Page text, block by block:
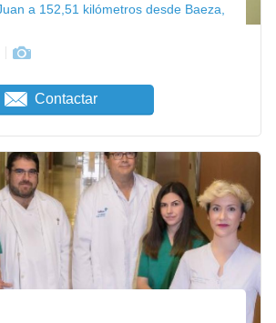
a 152,51 kilómetros desde Baeza,
Contactar